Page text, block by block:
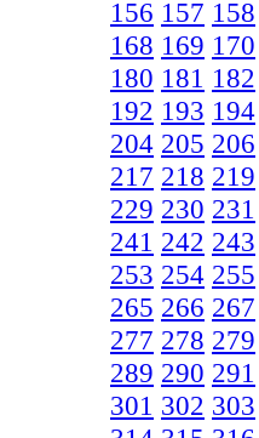
156 157 158
168 169 170
180 181 182
192 193 194
204 205 206
217 218 219
229 230 231
241 242 243
253 254 255
265 266 267
277 278 279
289 290 291
301 302 303